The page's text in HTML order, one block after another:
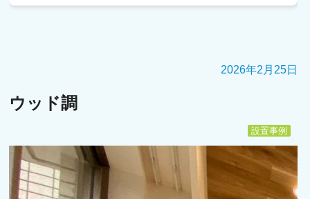
2026年2月25日
ウッド調
設置事例